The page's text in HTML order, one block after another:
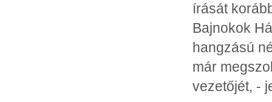
írását
Bajnokok
hangzású
már
vezetőjét, -